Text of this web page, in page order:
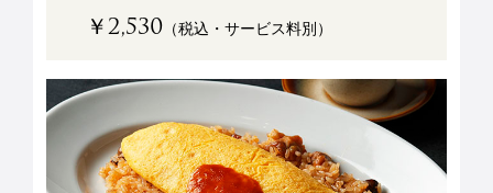
￥2,530 （税込・サービス料別）